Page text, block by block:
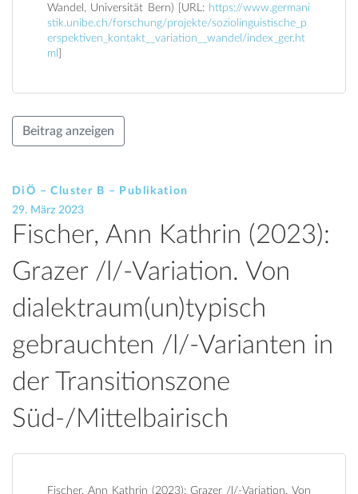
Wandel, Universität Bern) [URL: https://www.germani
stik.unibe.ch/forschung/projekte/soziolinguistische_p
erspektiven_kontakt__variation__wandel/index_ger.ht
ml
Beitrag anzeigen
DiÖ – Cluster B – Publikation
29. März 2023
Fischer, Ann Kathrin (2023):
Grazer /l/-Variation. Von
dialektraum(un)typisch
gebrauchten /l/-Varianten in
der Transitionszone
Süd-/Mittelbairisch
Fischer, Ann Kathrin (2023): Grazer /l/-Variation. Von